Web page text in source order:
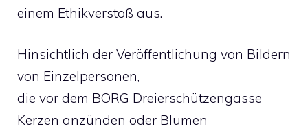
einem Ethikverstoß aus.
Hinsichtlich der Veröffentlichung von Bildern
von Einzelpersonen,
die vor dem BORG Dreierschützengasse
Kerzen anzünden oder Blumen